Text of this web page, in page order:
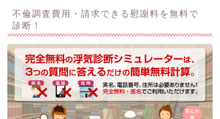
不倫調査費用・請求できる慰謝料を無料で
診断！